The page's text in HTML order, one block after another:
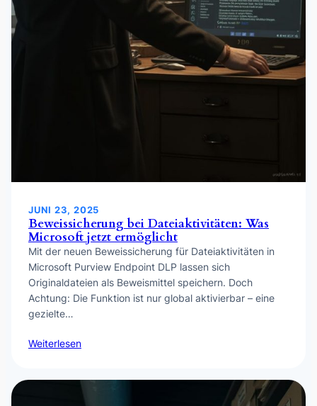
JUNI 23, 2025
Beweissicherung bei Dateiaktivitäten: Was
Microsoft jetzt ermöglicht
Mit der neuen Beweissicherung für Dateiaktivitäten in
Microsoft Purview Endpoint DLP lassen sich
Originaldateien als Beweismittel speichern. Doch
Achtung: Die Funktion ist nur global aktivierbar – eine
gezielte…
Weiterlesen